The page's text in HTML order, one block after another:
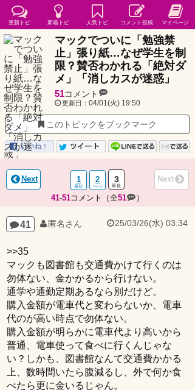
マックでついに「勉強禁
止」張り紙…なぜ学生を制
限？賛否わかれる「絶対ダ
メ」「消しカスが迷惑」
51コメント
更新日： 04/01(火) 19:50
このトピックをブックマーク
41-51 コメント（全51 ）
Next Next
1 2 3
41 匿名さん 25/03/26(水) 03:34
>>35
マックも図書館も交通費かけて行くのは
勿体ない、金かかるから行けない。
通学や通勤定期あるなら別だけど。
購入金額が電車代と変わらないか、電車
代のが高い時点で勿体ない。
購入金額が明らかに電車代より高いから
普通、電車使って食べに行くんじゃな
い？しかも、図書館なんて交通費かかる
上、数時間いたら腹減るし、外で何か食
べたら更に金いるじゃん。
更新トピ 新着トピ 人気トピ コメント投稿 マイページ